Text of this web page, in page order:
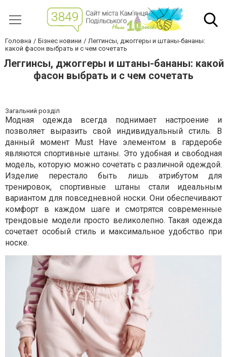
Головна Бізнес новини
Леггинсы, джоггеры и штаны-бананы:
какой фасон выбрать и с чем сочетать
Леггинсы, джоггеры и штаны-бананы: какой
фасон выбрать и с чем сочетать
Загальний розділ
Модная одежда всегда поднимает настроение и
позволяет выразить свой индивидуальный стиль. В
данный момент Must Have элементом в гардеробе
являются спортивные штаны. Это удобная и свободная
модель, которую можно сочетать с различной одеждой.
Изделие перестало быть лишь атрибутом для
тренировок, спортивные штаны стали идеальным
вариантом для повседневной носки. Они обеспечивают
комфорт в каждом шаге и смотрятся современные
трендовые модели просто великолепно. Такая одежда
сочетает особый стиль и максимальное удобство при
носке.